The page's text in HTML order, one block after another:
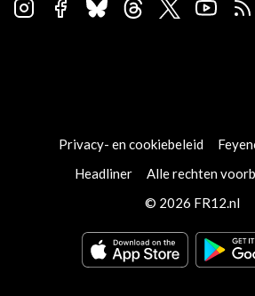
Privacy- en cookiebeleid
Headliner
Alle rechten
© 2026 FR12.nl